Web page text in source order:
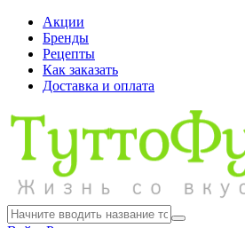
Акции
Бренды
Рецепты
Как заказать
Доставка и оплата